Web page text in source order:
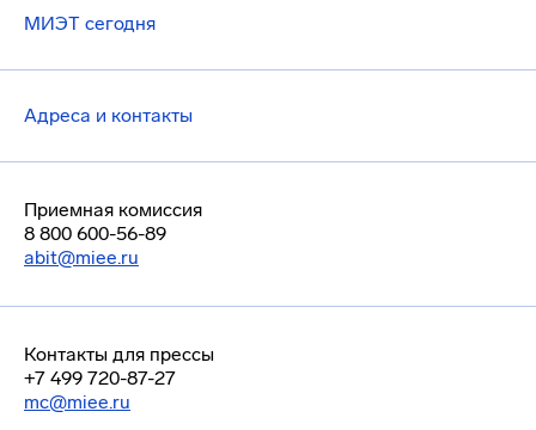
МИЭТ сегодня
Адреса и контакты
Приемная комиссия
8 800 600-56-89
abit@miee.ru
Контакты для прессы
+7 499 720-87-27
mc@miee.ru